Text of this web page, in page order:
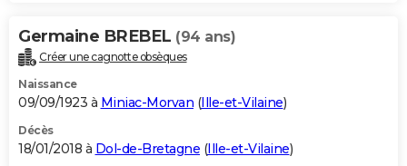
Germaine BREBEL (94 ans)
Créer une cagnotte obsèques
Naissance
09/09/1923 à Miniac-Morvan (Ille-et-Vilaine)
Décès
18/01/2018 à Dol-de-Bretagne (Ille-et-Vilaine)